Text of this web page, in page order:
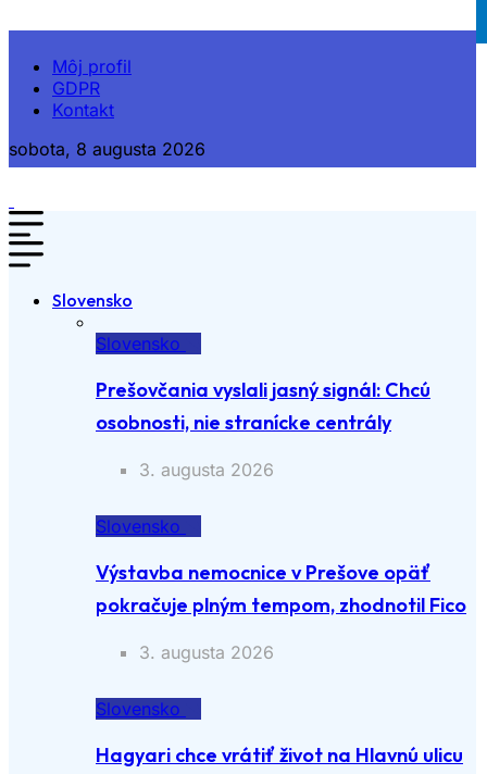
Môj profil
GDPR
Kontakt
sobota, 8 augusta 2026
Slovensko
Slovensko
Prešovčania vyslali jasný signál: Chcú
osobnosti, nie stranícke centrály
3. augusta 2026
Slovensko
Výstavba nemocnice v Prešove opäť
pokračuje plným tempom, zhodnotil Fico
3. augusta 2026
Slovensko
Hagyari chce vrátiť život na Hlavnú ulicu